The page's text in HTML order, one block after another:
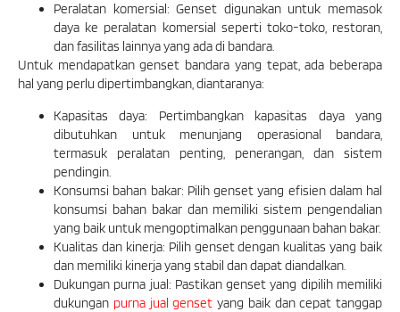
Peralatan komersial: Genset digunakan untuk memasok
daya ke peralatan komersial seperti toko-toko, restoran,
dan fasilitas lainnya yang ada di bandara.
Untuk mendapatkan genset bandara yang tepat, ada beberapa
hal yang perlu dipertimbangkan, diantaranya:
Kapasitas daya: Pertimbangkan kapasitas daya yang
dibutuhkan untuk menunjang operasional bandara,
termasuk peralatan penting, penerangan, dan sistem
pendingin.
Konsumsi bahan bakar: Pilih genset yang efisien dalam hal
konsumsi bahan bakar dan memiliki sistem pengendalian
yang baik untuk mengoptimalkan penggunaan bahan bakar.
Kualitas dan kinerja: Pilih genset dengan kualitas yang baik
dan memiliki kinerja yang stabil dan dapat diandalkan.
Dukungan purna jual: Pastikan genset yang dipilih memiliki
dukungan purna jual genset yang baik dan cepat tanggap